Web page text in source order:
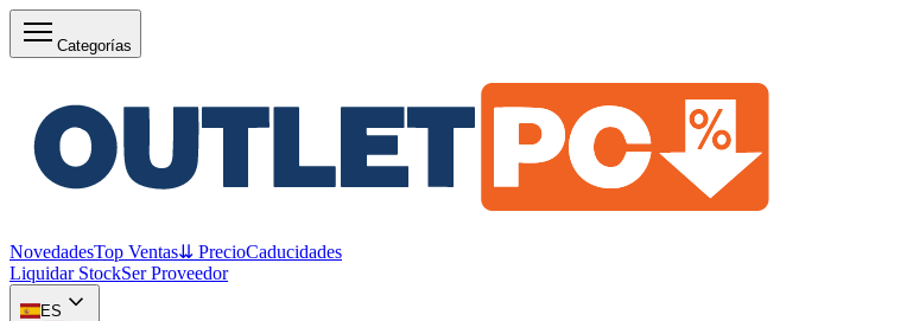
Categorías
NovedadesTop Ventas⇊ PrecioCaducidades
Liquidar StockSer Proveedor
ES